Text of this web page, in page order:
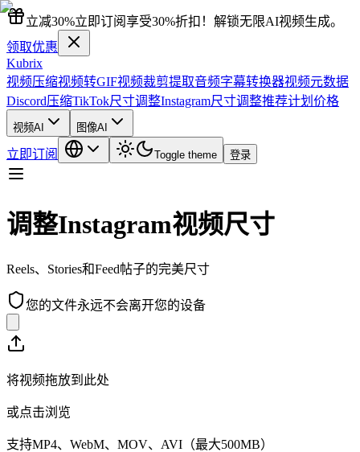
立减30%立即订阅享受30%折扣！解锁无限AI视频生成。
领取优惠
Kubrix
视频压缩视频转GIF视频裁剪提取音频字幕转换器视频元数据
Discord压缩TikTok尺寸调整Instagram尺寸调整推荐计划 价格
视频AI 图像AI
立即订阅 Toggle theme 登录
调整Instagram视频尺寸
Reels、Stories和Feed帖子的完美尺寸
您的文件永远不会离开您的设备
将视频拖放到此处
或点击浏览
支持MP4、WebM、MOV、AVI（最大500MB）